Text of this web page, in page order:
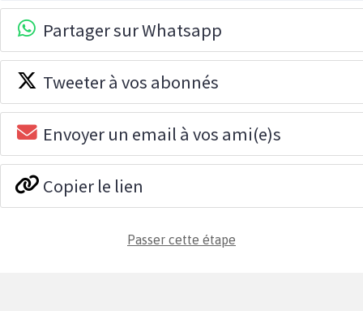
Partager sur Whatsapp
Tweeter à vos abonnés
Envoyer un email à vos ami(e)s
Copier le lien
Passer cette étape